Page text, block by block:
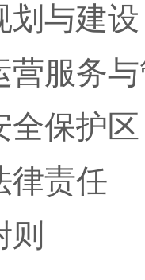
划与建设
营服务
全保护区
律责任